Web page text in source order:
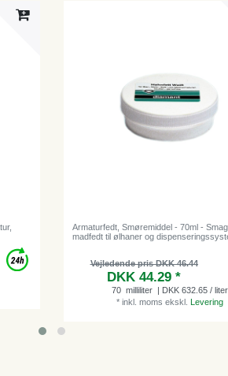
Armaturfedt, Smøremiddel - 70ml -
madfedt til ølhaner og
Vejledende pris DKK 46.44
DKK 44.29 *
70 milliliter | DKK 632.65 / liter
* inkl. moms ekskl. Levering